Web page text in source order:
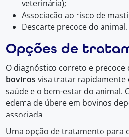
veterinária);
Associação ao risco de
Descarte precoce do animal.
Opções de
O diagnóstico correto e precoce
bovinos visa tratar rapidamente
saúde e o bem-estar do animal.
edema de úbere em bovinos
associada.
Uma opção de tratamento para